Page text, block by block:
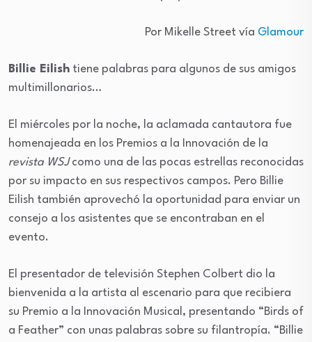
Por Mikelle Street vía Glamour
Billie Eilish tiene palabras para algunos de sus amigos
multimillonarios…
El miércoles por la noche, la aclamada cantautora fue
homenajeada en los Premios a la Innovación de la
revista WSJcomo una de las pocas estrellas reconocidas
por su impacto en sus respectivos campos. Pero Billie
Eilish también aprovechó la oportunidad para enviar un
consejo a los asistentes que se encontraban en el
evento.
El presentador de televisión Stephen Colbert dio la
bienvenida a la artista al escenario para que recibiera
su Premio a la Innovación Musical, presentando “Birds of
a Feather” con unas palabras sobre su filantropía. “Billie